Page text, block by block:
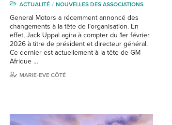
ACTUALITÉ NOUVELLES DES ASSOCIATIONS
General Motors a récemment annoncé des
changements à la tête de l’organisation. En
effet, Jack Uppal agira à compter du 1er février
2026 à titre de président et directeur général.
Ce dernier est actuellement à la tête de GM
Afrique …
MARIE-EVE CÔTÉ